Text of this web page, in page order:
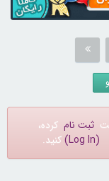
ثبت نام کرده،
(Log In) کنید.